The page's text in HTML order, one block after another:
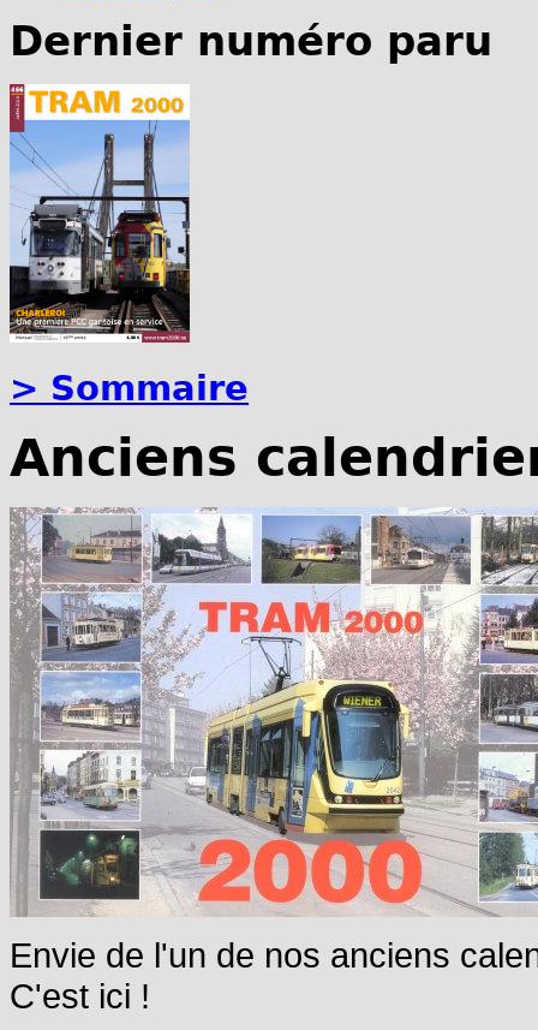
Dernier numéro paru
> Sommaire
Anciens
Envie de l'un de nos anciens
C'est ici !